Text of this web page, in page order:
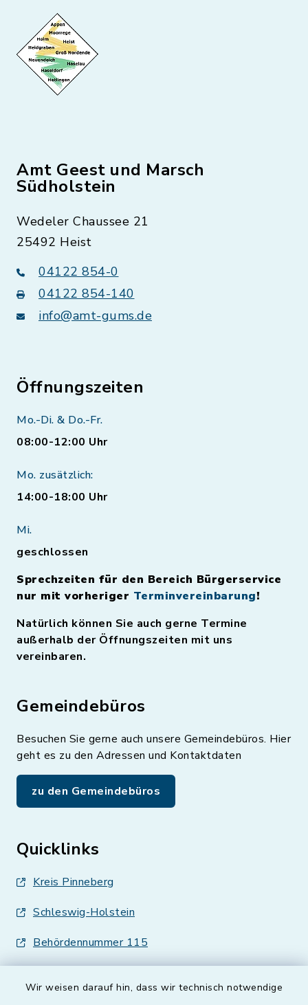
Wir weisen darauf hin, dass wir technisch notwendige
Amt Geest und Marsch
Südholstein
Wedeler Chaussee 21
25492 Heist
04122 854-0
04122 854-140
info@amt-gums.de
Öffnungszeiten
Mo.-Di. & Do.-Fr.
08:00-12:00 Uhr
Mo. zusätzlich:
14:00-18:00 Uhr
Mi.
geschlossen
Sprechzeiten für den Bereich Bürgerservice
nur mit vorheriger Terminvereinbarung!
Natürlich können Sie auch gerne Termine
außerhalb der Öffnungszeiten mit uns
vereinbaren.
Gemeindebüros
Besuchen Sie gerne auch unsere Gemeindebüros. Hier
geht es zu den Adressen und Kontaktdaten
zu den Gemeindebüros
Quicklinks
Kreis Pinneberg
Schleswig-Holstein
Behördennummer 115